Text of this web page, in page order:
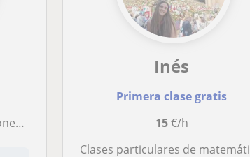
primaria.
Inés
Primera clase gratis
15€/h
Clases particulares de matemáticas de forma presencial